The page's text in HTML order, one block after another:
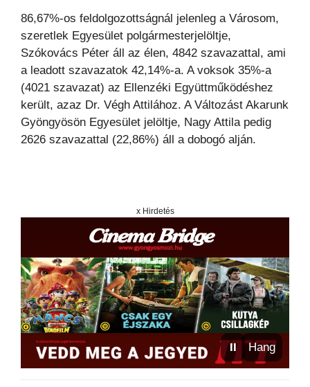
86,67%-os feldolgozottságnál jelenleg a Városom,
szeretlek Egyesület polgármesterjelöltje,
Szókovács Péter áll az élen, 4842 szavazattal, ami
a leadott szavazatok 42,14%-a. A voksok 35%-a
(4021 szavazat) az Ellenzéki Együttműködéshez
került, azaz Dr. Végh Attilához. A Változást Akarunk
Gyöngyösön Egyesület jelöltje, Nagy Attila pedig
2626 szavazattal (22,86%) áll a dobogó alján.
x Hirdetés
⏸ Hang